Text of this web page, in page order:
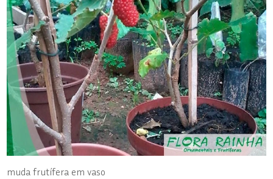
muda frutífera em vaso